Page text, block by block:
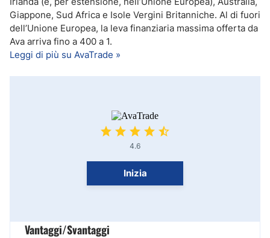
Giappone, Sud Africa e Isole Vergini Britanniche. Al di fuori
dell’Unione Europea, la leva finanziaria massima offerta da
Ava arriva fino a 400 a 1.
Leggi di più su AvaTrade »
4.6
Inizia
Vantaggi/Svantaggi